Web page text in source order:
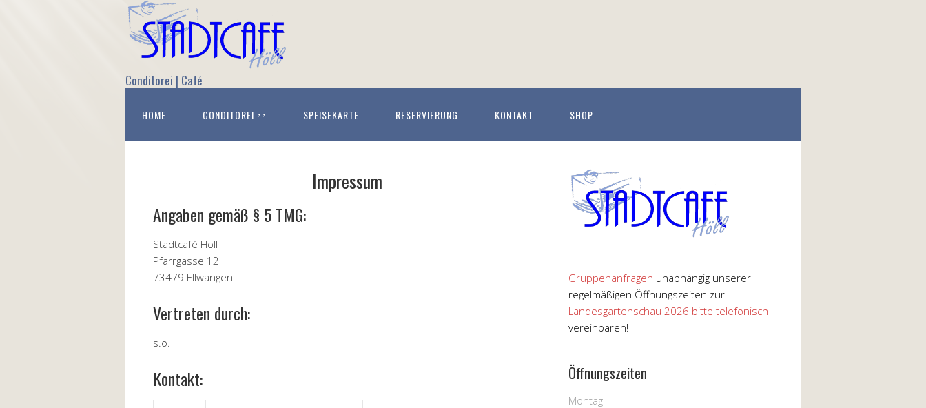
Conditorei | Café
HOME CONDITOREI >> SPEISEKARTE RESERVIERUNG KONTAKT SHOP
Impressum
Angaben gemäß § 5 TMG:
Stadtcafé Höll
Pfarrgasse 12
73479 Ellwangen
Vertreten durch:
s.o.
Kontakt:
Gruppenanfragen unabhängig unserer
regelmäßigen Öffnungszeiten zur
Landesgartenschau 2026 bitte telefonisch
vereinbaren!
Öffnungszeiten
Montag